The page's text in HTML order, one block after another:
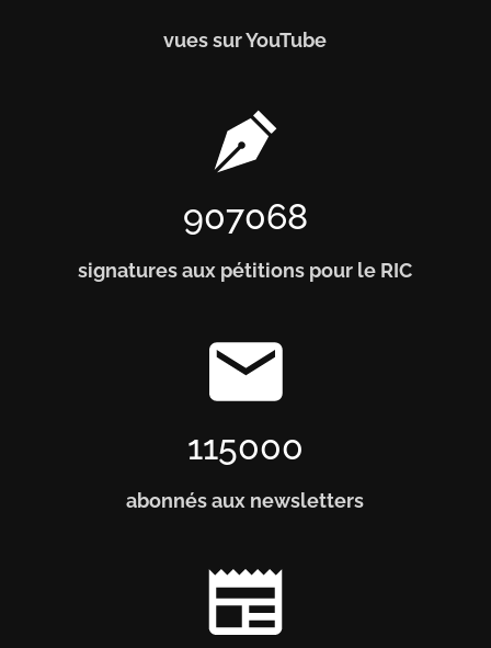
vues sur YouTube
907068
signatures aux pétitions pour le RIC
115000
abonnés aux newsletters